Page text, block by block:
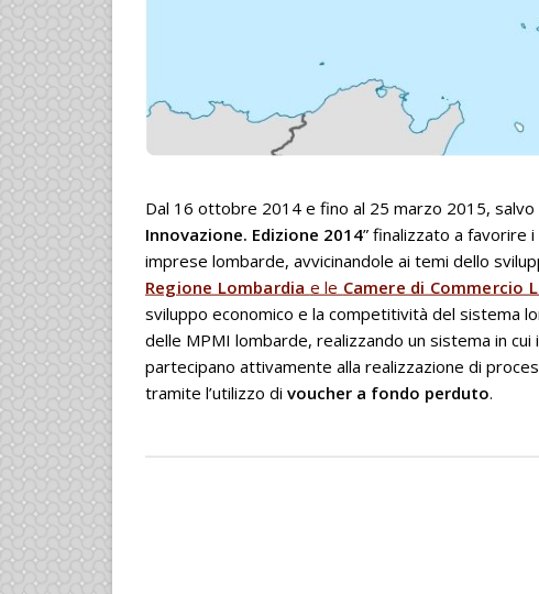
Dal 16 ottobre 2014 e fino al 25 marzo 2015,
Innovazione. Edizione 2014” finalizzato a favorire
imprese lombarde, avvicinandole ai temi dello
Regione Lombardia e le Camere di Commercio
sviluppo economico e la competitività del sistema
delle MPMI lombarde, realizzando un sistema in
partecipano attivamente alla realizzazione di
tramite l’utilizzo di voucher a fondo perduto.